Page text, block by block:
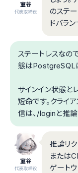
室谷
代表取締役
のステ
ドバラ
ステートレスなの
態はPostgreSQL
サインイン状態と
短命です。クライ
信は、/loginと推論
室谷
代表取締役
推論リ
または
ゲート